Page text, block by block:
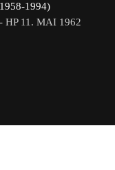
1994)
HP 11. MAI 1962